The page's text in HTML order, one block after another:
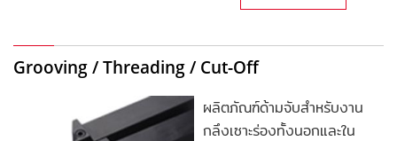
Grooving / Threading / Cut-Off
ผลิตภัณฑ์ด้ามจับสำหรับงาน
กลึงเซาะร่องทั้งนอกและใน